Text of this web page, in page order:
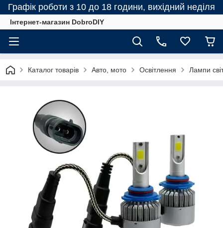
Графік роботи з 10 до 18 години, вихідний неділя
Інтернет-магазин DobroDIY
Каталог товарів Авто, мото Освітлення Лампи